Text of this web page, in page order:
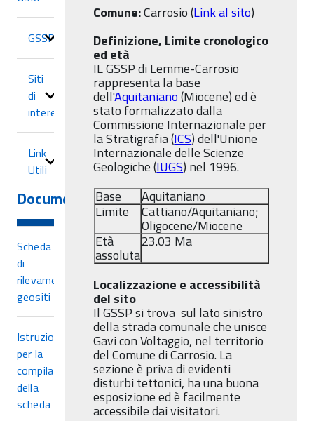
GSSP
Siti
di
interesse
Link
Utili
Documenti
Scheda
di
rilevamento
geositi
Istruzioni
per la
compilazione
della
scheda
Comune:Carrosio (Link al sito)
Definizione, Limite cronologico
ed età
IL GSSP di Lemme-Carrosio
rappresenta la base
dell'Aquitaniano(Miocene) ed è
stato formalizzato dalla
Commissione Internazionale per
la Stratigrafia (ICS) dell'Unione
Internazionale delle Scienze
Geologiche (IUGS) nel 1996.
Base
Aquitaniano
Limite
Cattiano/Aquitaniano;
Oligocene/Miocene
Età
assoluta
23.03 Ma
Localizzazione e accessibilità
del sito
Il GSSP si trova sul lato sinistro
della strada comunale che unisce
Gavi con Voltaggio, nel territorio
del Comune di Carrosio. La
sezione è priva di evidenti
disturbi tettonici, ha una buona
esposizione ed è facilmente
accessibile dai visitatori.